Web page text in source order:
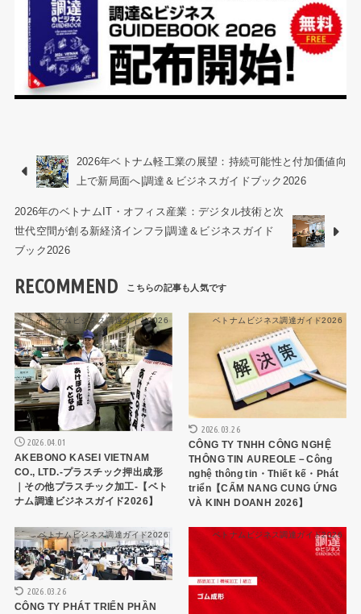
2026年ベトナム軽工業の展望：持続可能性と付加価値向
上で新局面へ|調達＆ビジネスガイドブック2026
2026年のベトナムIT・オフィス産業：デジタル技術と次
世代空間が創る新経済インフラ|調達＆ビジネスガイド
ブック2026
RECOMMEND
ベトナムビジネス調達ガイド2026
2026.04.01
AKEBONO KASEI VIETNAM
CO., LTD.-プラスチック押出成形
｜その他プラスチック加工-【ベト
ナム調達ビジネスガイド2026】
ベトナムビジネス調達ガイド2026
2026.03.26
CÔNG TY TNHH CÔNG NGHỆ
THÔNG TIN AUREOLE－Công
nghệ thông tin・Thiết kế・Phát
triển【CẨM NANG CUNG ỨNG
VÀ KINH DOANH 2026】
ベトナムビジネス調達ガイド2026
2026.03.26
CÔNG TY PHÁT TRIỂN PHẦN
ベトナムビジネス調達ガイド2026